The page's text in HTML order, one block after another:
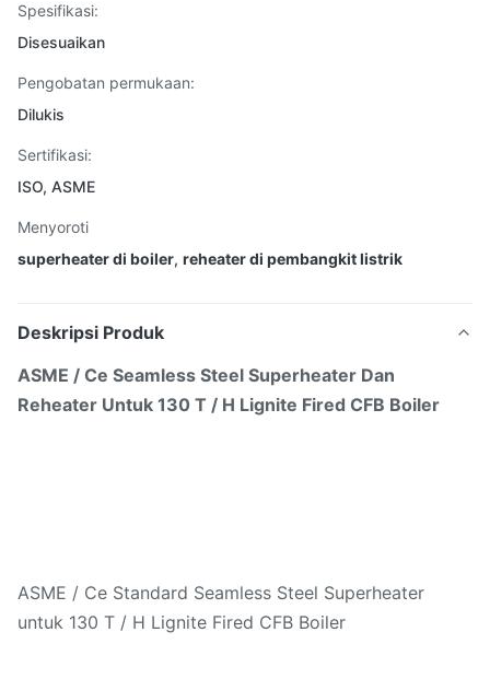
Spesifikasi:
Disesuaikan
Pengobatan permukaan:
Dilukis
Sertifikasi:
ISO, ASME
Menyoroti
superheater di boiler, reheater di pembangkit listrik
Deskripsi Produk
ASME / Ce Seamless Steel Superheater Dan
Reheater Untuk 130 T / H Lignite Fired CFB Boiler
ASME / Ce Standard Seamless Steel Superheater
untuk 130 T / H Lignite Fired CFB Boiler